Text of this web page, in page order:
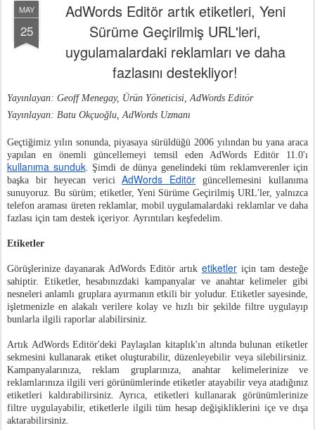
MAY
25
AdWords Editör artık etiketleri, Yeni
Sürüme Geçirilmiş URL'leri,
uygulamalardaki reklamları ve daha
fazlasını destekliyor!
Yayınlayan: Geoff Menegay, Ürün Yöneticisi, AdWords Editör
Yayınlayan: Batu Okçuoğlu, AdWords Uzmanı
Geçtiğimiz yılın sonunda, piyasaya sürüldüğü 2006 yılından bu yana araca
yapılan en önemli güncellemeyi temsil eden AdWords Editör 11.0'ı
kullanıma sunduk. Şimdi de dünya genelindeki tüm reklamverenler için
başka bir heyecan vericiAdWords Editör güncellemesini kullanıma
sunuyoruz. Bu sürüm; etiketler, Yeni Sürüme Geçirilmiş URL'ler, yalnızca
telefon araması üreten reklamlar, mobil uygulamalardaki reklamlar ve daha
fazlası için tam destek içeriyor. Ayrıntıları keşfedelim.
Etiketler
Görüşlerinize dayanarak AdWords Editör artık etiketler için tam desteğe
sahiptir. Etiketler, hesabınızdaki kampanyalar ve anahtar kelimeler gibi
nesneleri anlamlı gruplara ayırmanın etkili bir yoludur. Etiketler sayesinde,
işletmenizle en alakalı verilere kolay ve hızlı bir şekilde filtre uygulayıp
bunlarla ilgili raporlar alabilirsiniz.
Artık AdWords Editör'deki Paylaşılan kitaplık'ın altında bulunan etiketler
sekmesini kullanarak etiket oluşturabilir, düzenleyebilir veya silebilirsiniz.
Kampanyalarınıza, reklam gruplarınıza, anahtar kelimelerinize ve
reklamlarınıza ilgili veri görünümlerinde etiketler atayabilir veya atadığınız
etiketleri kaldırabilirsiniz. Ayrıca, etiketleri kullanarak görünümlerinize
filtre uygulayabilir, etiketlerle ilgili tüm hesap değişikliklerini içe ve dışa
aktarabilirsiniz.